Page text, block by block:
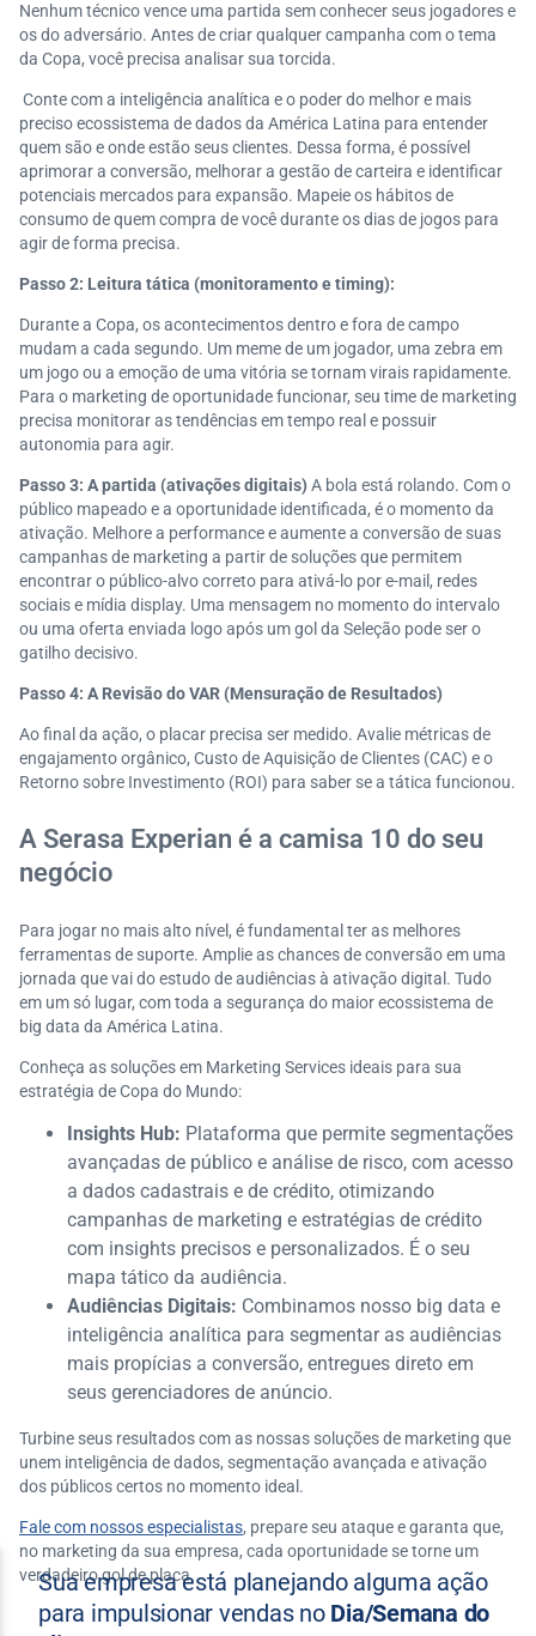
Nenhum técnico vence uma partida sem conhecer seus jogadores e
os do adversário. Antes de criar qualquer campanha com o tema
da Copa, você precisa analisar sua torcida.
Conte com a inteligência analítica e o poder do melhor e mais
preciso ecossistema de dados da América Latina para entender
quem são e onde estão seus clientes. Dessa forma, é possível
aprimorar a conversão, melhorar a gestão de carteira e identificar
potenciais mercados para expansão. Mapeie os hábitos de
consumo de quem compra de você durante os dias de jogos para
agir de forma precisa.
Passo 2: Leitura tática (monitoramento e timing):
Durante a Copa, os acontecimentos dentro e fora de campo
mudam a cada segundo. Um meme de um jogador, uma zebra em
um jogo ou a emoção de uma vitória se tornam virais rapidamente.
Para o marketing de oportunidade funcionar, seu time de marketing
precisa monitorar as tendências em tempo real e possuir
autonomia para agir.
Passo 3: A partida (ativações digitais) A bola está rolando. Com o
público mapeado e a oportunidade identificada, é o momento da
ativação. Melhore a performance e aumente a conversão de suas
campanhas de marketing a partir de soluções que permitem
encontrar o público-alvo correto para ativá-lo por e-mail, redes
sociais e mídia display. Uma mensagem no momento do intervalo
ou uma oferta enviada logo após um gol da Seleção pode ser o
gatilho decisivo.
Passo 4: A Revisão do VAR (Mensuração de Resultados)
Ao final da ação, o placar precisa ser medido. Avalie métricas de
engajamento orgânico, Custo de Aquisição de Clientes (CAC) e o
Retorno sobre Investimento (ROI) para saber se a tática funcionou.
A Serasa Experian é a camisa 10 do seu
negócio
Para jogar no mais alto nível, é fundamental ter as melhores
ferramentas de suporte. Amplie as chances de conversão em uma
jornada que vai do estudo de audiências à ativação digital. Tudo
em um só lugar, com toda a segurança do maior ecossistema de
big data da América Latina.
Conheça as soluções em Marketing Services ideais para sua
estratégia de Copa do Mundo:
Insights Hub: Plataforma que permite segmentações
avançadas de público e análise de risco, com acesso
a dados cadastrais e de crédito, otimizando
campanhas de marketing e estratégias de crédito
com insights precisos e personalizados. É o seu
mapa tático da audiência.
Audiências Digitais: Combinamos nosso big data e
inteligência analítica para segmentar as audiências
mais propícias a conversão, entregues direto em
seus gerenciadores de anúncio.
Turbine seus resultados com as nossas soluções de marketing que
unem inteligência de dados, segmentação avançada e ativação
dos públicos certos no momento ideal.
Fale com nossos especialistas, prepare seu ataque e garanta que,
no marketing da sua empresa, cada oportunidade se torne um
verdadeiro gol de placa.